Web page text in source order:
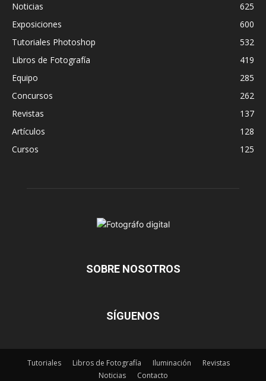
Noticias
625
Exposiciones
600
Tutoriales Photoshop
532
Libros de Fotografía
419
Equipo
285
Concursos
262
Revistas
137
Artículos
128
Cursos
125
SOBRE NOSOTROS
SÍGUENOS
Tutoriales Libros de Fotografía Iluminación
Revistas
Noticias
Contacto